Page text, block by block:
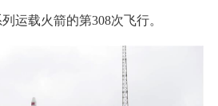
运载火箭的第308次飞行。